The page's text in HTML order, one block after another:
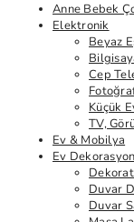
Anne Bebek
Elektronik
Beyaz
Cep
Küçük
TV,
Ev & Mobilya
Ev Dekorasyon
Duvar
Duvar